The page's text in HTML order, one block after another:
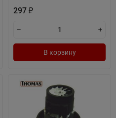
297 ₽
В корзину